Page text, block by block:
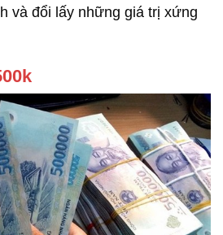
và đổi lấy những giá trị xứng